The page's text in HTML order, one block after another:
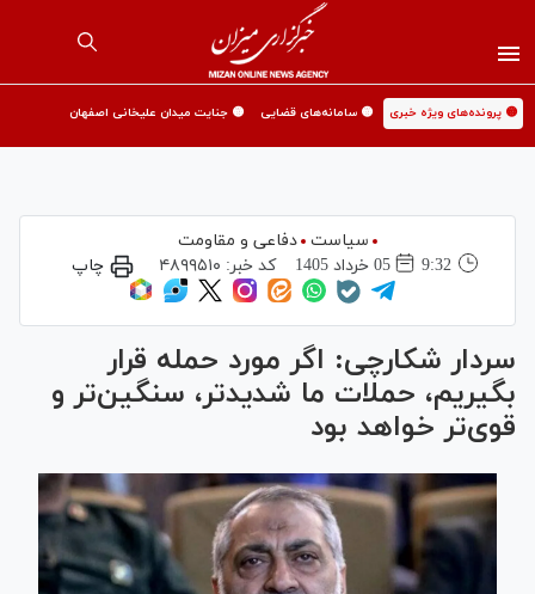
🟡 پرونده‌های ویژه خبری 🟡 سامانه‌های قضایی 🟡 جنایت میدان علیخانی اصفهان
سیاست
دفاعی و مقاومت
9:32
05 خرداد 1405 کد خبر: ۴۸۹۹۵۱۰ چاپ
سردار شکارچی: اگر مورد حمله قرار
بگیریم، حملات ما شدیدتر، سنگین‌تر و
قوی‌تر خواهد بود